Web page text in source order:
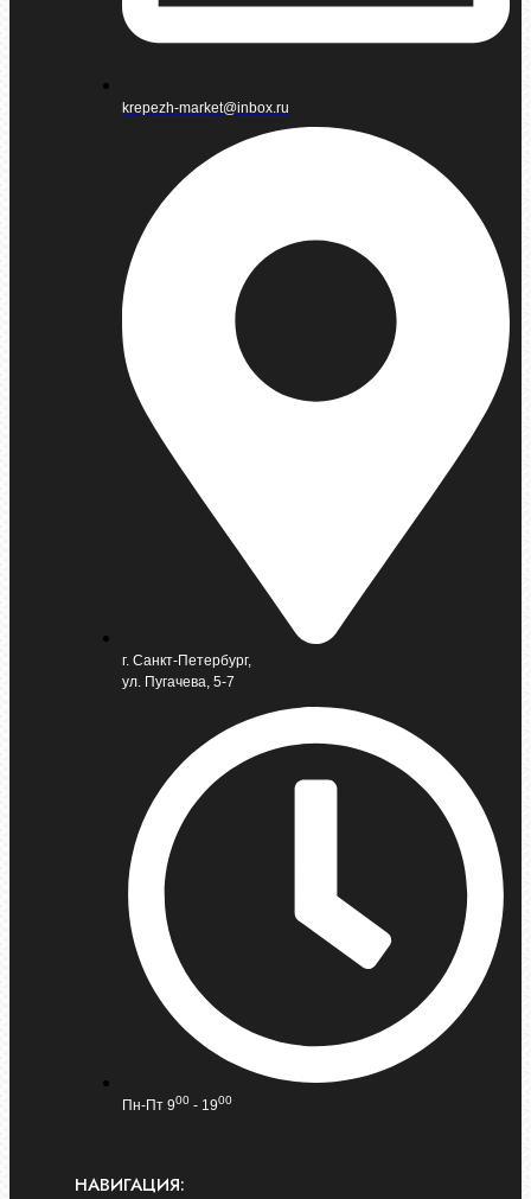
krepezh-market@inbox.ru
г. Санкт-Петербург,
ул. Пугачева, 5-7
Пн-Пт 900 - 1900
НАВИГАЦИЯ: